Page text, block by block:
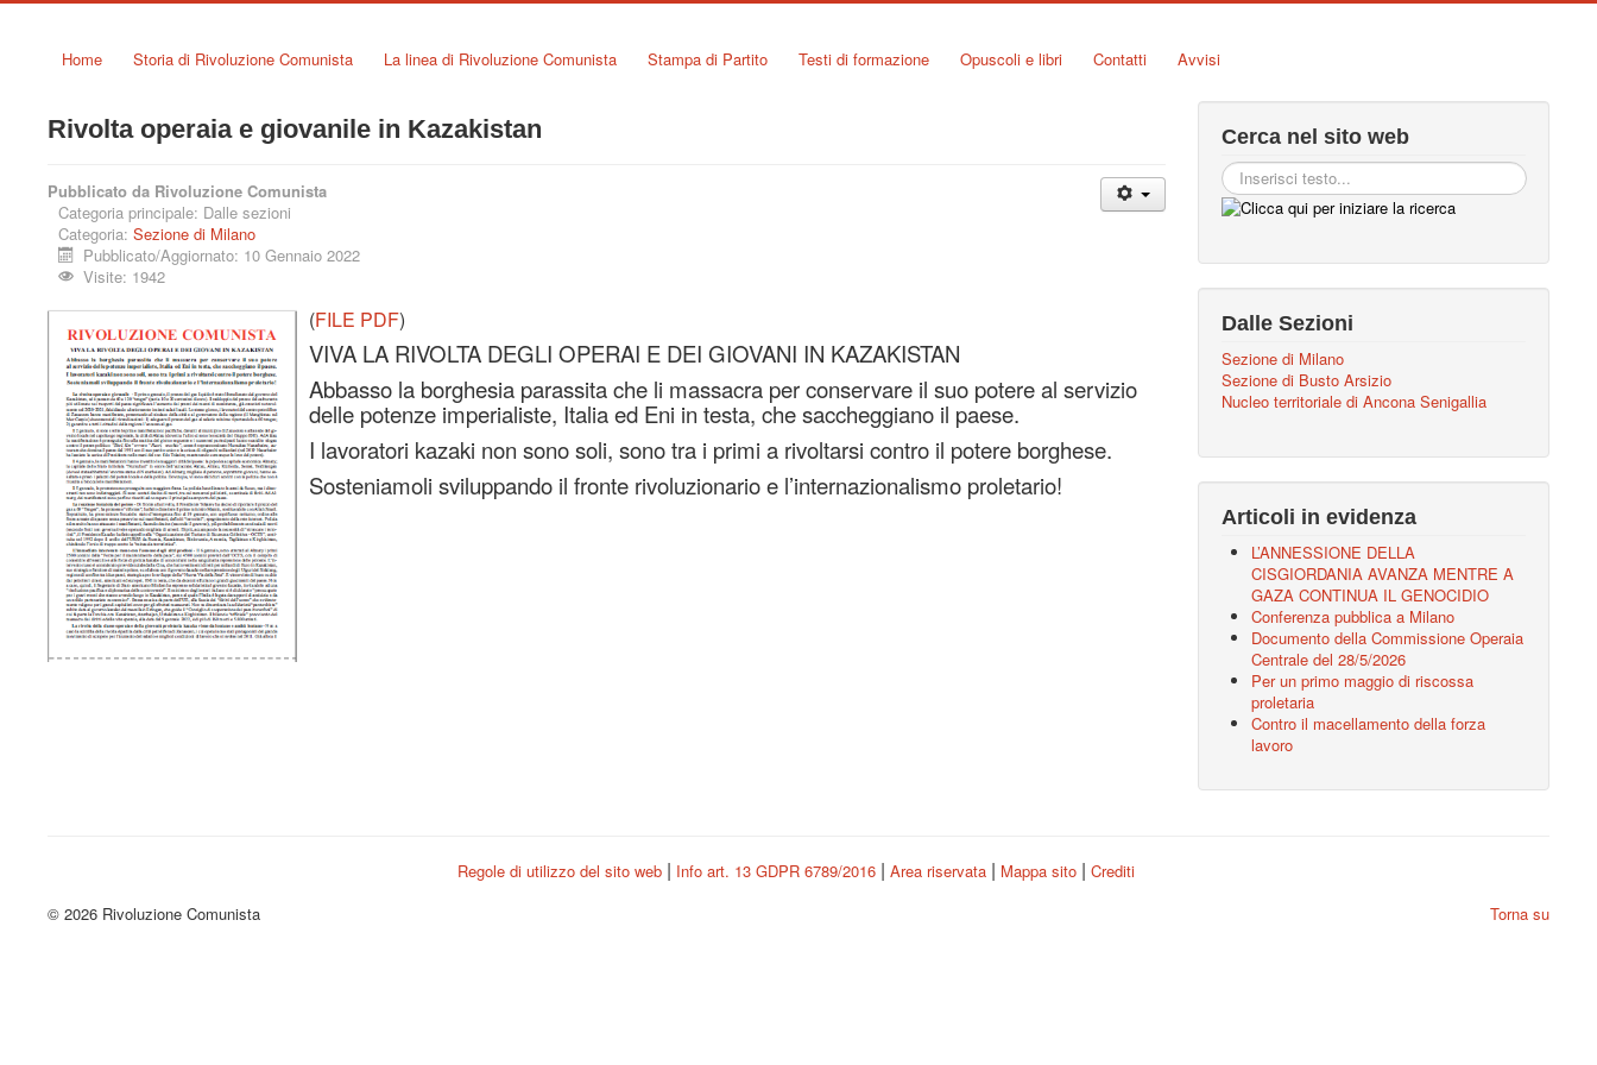
Home Storia di Rivoluzione Comunista La linea di Rivoluzione Comunista Stampa di Partito Testi di formazione Opuscoli e libri Contatti Avvisi
Rivolta operaia e giovanile in Kazakistan
Pubblicato da Rivoluzione Comunista
Categoria principale: Dalle sezioni
Categoria: Sezione di Milano
Pubblicato/Aggiornato: 10 Gennaio 2022
Visite: 1942
(FILE PDF)
VIVA LA RIVOLTA DEGLI OPERAI E DEI GIOVANI IN KAZAKISTAN
Abbasso la borghesia parassita che li massacra per conservare il suo potere al servizio
delle potenze imperialiste, Italia ed Eni in testa, che saccheggiano il paese.
I lavoratori kazaki non sono soli, sono tra i primi a rivoltarsi contro il potere borghese.
Sosteniamoli sviluppando il fronte rivoluzionario e l’internazionalismo proletario!
Cerca nel sito web
Dalle Sezioni
Sezione di Milano
Sezione di Busto Arsizio
Nucleo territoriale di Ancona Senigallia
Articoli in evidenza
L’ANNESSIONE DELLA
CISGIORDANIA AVANZA MENTRE A
GAZA CONTINUA IL GENOCIDIO
Conferenza pubblica a Milano
Documento della Commissione Operaia
Centrale del 28/5/2026
Per un primo maggio di riscossa
proletaria
Contro il macellamento della forza
lavoro
Regole di utilizzo del sito web | Info art. 13 GDPR 6789/2016 | Area riservata | Mappa sito | Crediti
Torna su
© 2026 Rivoluzione Comunista